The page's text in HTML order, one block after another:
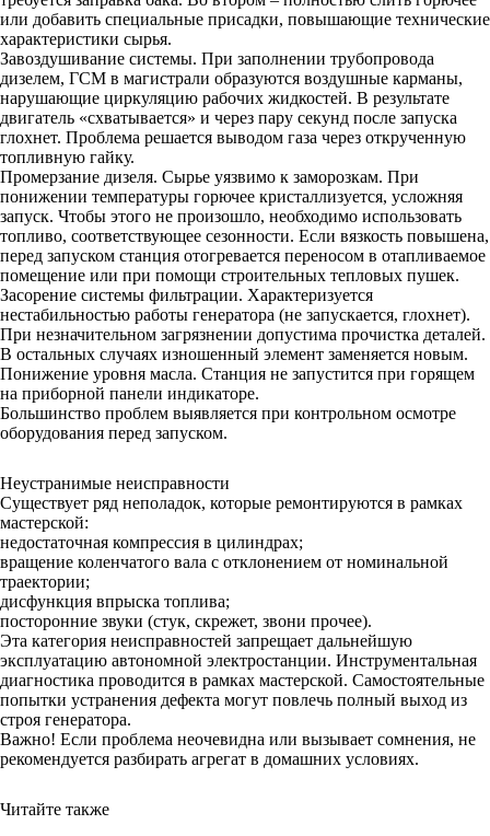
или добавить специальные присадки, повышающие технические
характеристики сырья.
Завоздушивание системы. При заполнении трубопровода
дизелем, ГСМ в магистрали образуются воздушные карманы,
нарушающие циркуляцию рабочих жидкостей. В результате
двигатель «схватывается» и через пару секунд после запуска
глохнет. Проблема решается выводом газа через открученную
топливную гайку.
Промерзание дизеля. Сырье уязвимо к заморозкам. При
понижении температуры горючее кристаллизуется, усложняя
запуск. Чтобы этого не произошло, необходимо использовать
топливо, соответствующее сезонности. Если вязкость повышена,
перед запуском станция отогревается переносом в отапливаемое
помещение или при помощи строительных тепловых пушек.
Засорение системы фильтрации. Характеризуется
нестабильностью работы генератора (не запускается, глохнет).
При незначительном загрязнении допустима прочистка деталей.
В остальных случаях изношенный элемент заменяется новым.
Понижение уровня масла. Станция не запустится при горящем
на приборной панели индикаторе.
Большинство проблем выявляется при контрольном осмотре
оборудования перед запуском.
Неустранимые неисправности
Существует ряд неполадок, которые ремонтируются в рамках
мастерской:
недостаточная компрессия в цилиндрах;
вращение коленчатого вала с отклонением от номинальной
траектории;
дисфункция впрыска топлива;
посторонние звуки (стук, скрежет, звони прочее).
Эта категория неисправностей запрещает дальнейшую
эксплуатацию автономной электростанции. Инструментальная
диагностика проводится в рамках мастерской. Самостоятельные
попытки устранения дефекта могут повлечь полный выход из
строя генератора.
Важно! Если проблема неочевидна или вызывает сомнения, не
рекомендуется разбирать агрегат в домашних условиях.
Читайте также